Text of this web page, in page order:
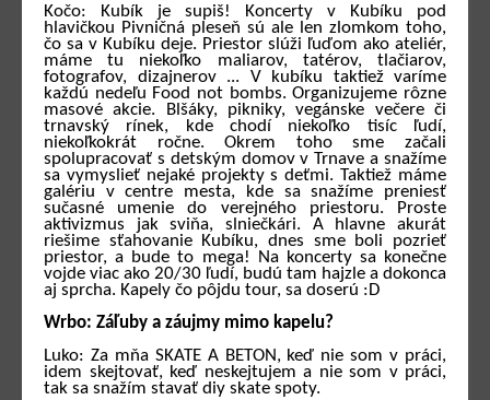
Kočo: Kubík je supiš! Koncerty v Kubíku pod
hlavičkou Pivničná pleseň sú ale len zlomkom toho,
čo sa v Kubíku deje. Priestor slúži ľuďom ako ateliér,
máme tu niekoľko maliarov, tatérov, tlačiarov,
fotografov, dizajnerov ... V kubíku taktiež varíme
každú nedeľu Food not bombs. Organizujeme rôzne
masové akcie. Blšáky, pikniky, vegánske večere či
trnavský rínek, kde chodí niekoľko tisíc ľudí,
niekoľkokrát ročne. Okrem toho sme začali
spolupracovať s detským domov v Trnave a snažíme
sa vymyslieť nejaké projekty s deťmi. Taktiež máme
galériu v centre mesta, kde sa snažíme preniesť
sučasné umenie do verejného priestoru. Proste
aktivizmus jak sviňa, slniečkári. A hlavne akurát
riešime sťahovanie Kubíku, dnes sme boli pozrieť
priestor, a bude to mega! Na koncerty sa konečne
vojde viac ako 20/30 ľudí, budú tam hajzle a dokonca
aj sprcha. Kapely čo pôjdu tour, sa doserú :D
Wrbo: Záľuby a záujmy mimo kapelu?
Luko: Za mňa SKATE A BETON, keď nie som v práci,
idem skejtovať, keď neskejtujem a nie som v práci,
tak sa snažím stavať diy skate spoty.